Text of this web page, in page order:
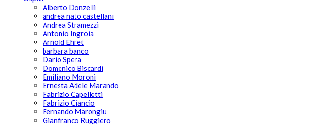
Alberto Donzelli
andrea nato castellani
Andrea Stramezzi
Antonio Ingroia
Arnold Ehret
barbara banco
Dario Spera
Domenico Biscardi
Emiliano Moroni
Ernesta Adele Marando
Fabrizio Capelletti
Fabrizio Ciancio
Fernando Marongiu
Gianfranco Ruggiero